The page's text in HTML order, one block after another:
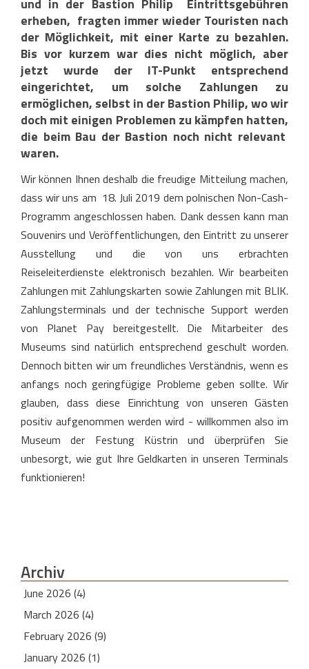
und in der Bastion Philip Eintrittsgebühren
erheben, fragten immer wieder Touristen nach
der Möglichkeit, mit einer Karte zu bezahlen.
Bis vor kurzem war dies nicht möglich, aber
jetzt wurde der IT-Punkt entsprechend
eingerichtet, um solche Zahlungen zu
ermöglichen, selbst in der Bastion Philip, wo wir
doch mit einigen Problemen zu kämpfen hatten,
die beim Bau der Bastion noch nicht relevant
waren.
Wir können Ihnen deshalb die freudige Mitteilung machen,
dass wir uns am 18. Juli 2019 dem polnischen Non-Cash-
Programm angeschlossen haben. Dank dessen kann man
Souvenirs und Veröffentlichungen, den Eintritt zu unserer
Ausstellung und die von uns erbrachten
Reiseleiterdienste elektronisch bezahlen. Wir bearbeiten
Zahlungen mit Zahlungskarten sowie Zahlungen mit BLIK.
Zahlungsterminals und der technische Support werden
von Planet Pay bereitgestellt. Die Mitarbeiter des
Museums sind natürlich entsprechend geschult worden.
Dennoch bitten wir um freundliches Verständnis, wenn es
anfangs noch geringfügige Probleme geben sollte. Wir
glauben, dass diese Einrichtung von unseren Gästen
positiv aufgenommen werden wird - willkommen also im
Museum der Festung Küstrin und überprüfen Sie
unbesorgt, wie gut Ihre Geldkarten in unseren Terminals
funktionieren!
Archiv
June 2026 (4)
March 2026 (4)
February 2026 (9)
January 2026 (1)